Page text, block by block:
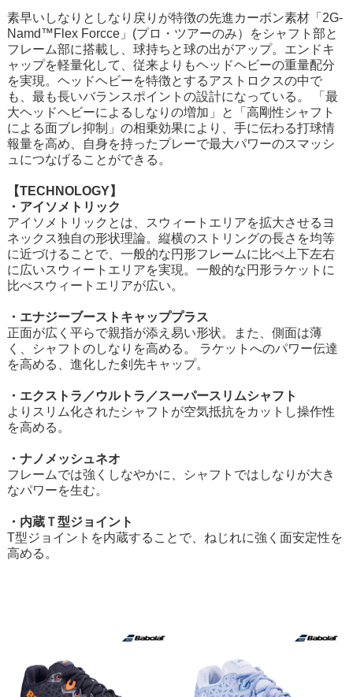
素早いしなりとしなり戻りが特徴の先進カーボン素材「2G-
Namd™Flex Forcce」(プロ・ツアーのみ）をシャフト部と
フレーム部に搭載し、球持ちと球の出がアップ。エンドキ
ャップを軽量化して、従来よりもヘッドヘビーの重量配分
を実現。ヘッドヘビーを特徴とするアストロクスの中で
も、最も長いバランスポイントの設計になっている。 「最
大ヘッドヘビーによるしなりの増加」と「高剛性シャフト
による面ブレ抑制」の相乗効果により、手に伝わる打球情
報量を高め、自身を持ったプレーで最大パワーのスマッシ
ュにつなげることができる。
【TECHNOLOGY】
・アイソメトリック
アイソメトリックとは、スウィートエリアを拡大させるヨ
ネックス独自の形状理論。縦横のストリングの長さを均等
に近づけることで、一般的な円形フレームに比べ上下左右
に広いスウィートエリアを実現。一般的な円形ラケットに
比べスウィートエリアが広い。
・エナジーブーストキャッププラス
正面が広く平らで親指が添え易い形状。また、側面は薄
く、シャフトのしなりを高める。 ラケットへのパワー伝達
を高める、進化した剣先キャップ。
・エクストラ／ウルトラ／スーパースリムシャフト
よりスリム化されたシャフトが空気抵抗をカットし操作性
を高める。
・ナノメッシュネオ
フレームでは強くしなやかに、シャフトではしなりが大き
なパワーを生む。
・内蔵Ｔ型ジョイント
T型ジョイントを内蔵することで、ねじれに強く面安定性を
高める。